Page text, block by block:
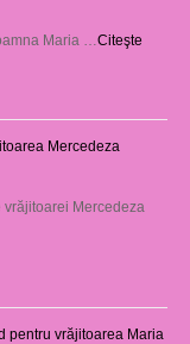
Maria … Citeşte
Mercedeza
vrăjitoarei Mercedeza
pentru vrăjitoarea Maria